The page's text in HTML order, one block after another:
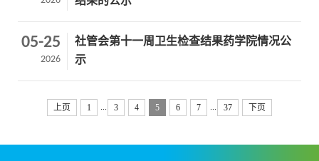
05-25
2026
社管会第十一周卫生检查结果药学院情况公
示
上页 1 ... 3 4 5 6 7 ... 37 下页